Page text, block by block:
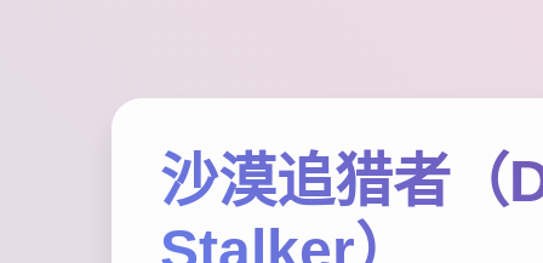
沙漠追猎者（
Stalker）